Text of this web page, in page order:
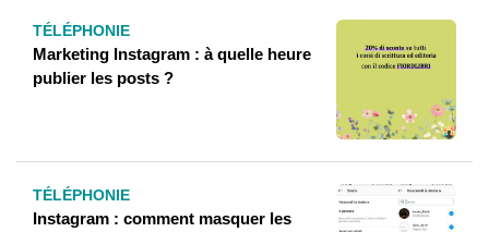
TÉLÉPHONIE
Marketing Instagram : à quelle heure
publier les posts ?
TÉLÉPHONIE
Instagram : comment masquer les